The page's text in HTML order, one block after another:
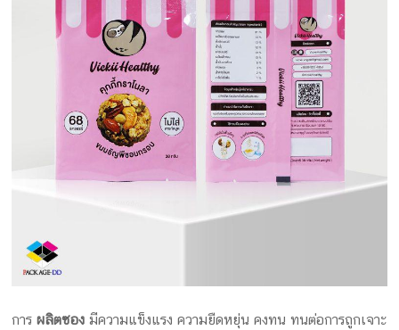
การผลิตซอง มีความแข็งแรง ความยืดหยุ่น คงทน ทนต่อการถูกเจาะ